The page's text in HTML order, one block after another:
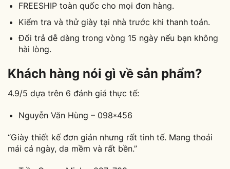
FREESHIP toàn quốc cho mọi đơn hàng.
Kiểm tra và thử giày tại nhà trước khi thanh toán.
Đổi trả dễ dàng trong vòng 15 ngày nếu bạn không
hài lòng.
Khách hàng nói gì về sản phẩm?
4.9/5 dựa trên 6 đánh giá thực tế:
Nguyễn Văn Hùng – 098*456
“Giày thiết kế đơn giản nhưng rất tinh tế. Mang thoải
mái cả ngày, da mềm và rất bền.”